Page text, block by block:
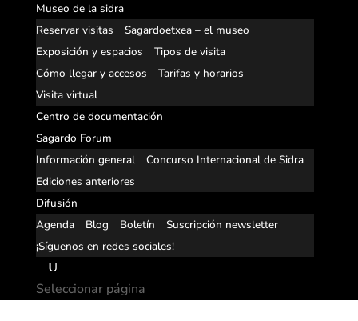
Museo de la sidra
Reservar visitas
Sagardoetxea – el museo
Exposición y espacios
Tipos de visita
Cómo llegar y accesos
Tarifas y horarios
Visita virtual
Centro de documentación
Sagardo Forum
Información general
Concurso Internacional de Sidra
Ediciones anteriores
Difusión
Agenda
Blog Boletín
Suscripción newsletter
¡Síguenos en redes sociales!
Seleccionar página